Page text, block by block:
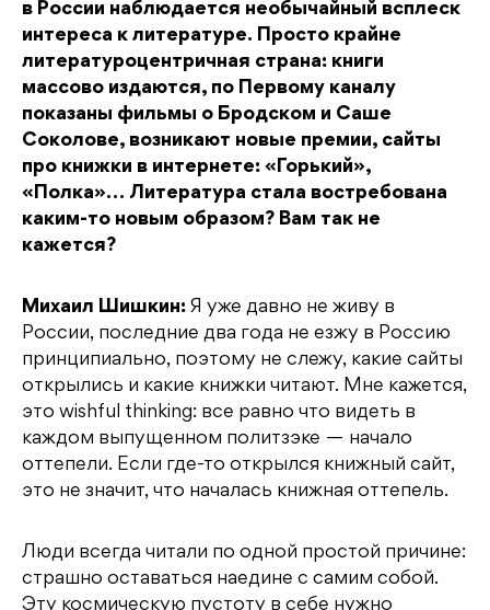
в России наблюдается необычайный всплеск
интереса к литературе. Просто крайне
литературоцентричная страна: книги
массово издаются, по Первому каналу
показаны фильмы о Бродском и Саше
Соколове, возникают новые премии, сайты
про книжки в интернете: «Горький»,
«Полка»… Литература стала востребована
каким-то новым образом? Вам так не
кажется?
Михаил Шишкин: Я уже давно не живу в
России, последние два года не езжу в Россию
принципиально, поэтому не слежу, какие сайты
открылись и какие книжки читают. Мне кажется,
это wishful thinking: все равно что видеть в
каждом выпущенном политзэке — начало
оттепели. Если где-то открылся книжный сайт,
это не значит, что началась книжная оттепель.
Люди всегда читали по одной простой причине:
страшно оставаться наедине с самим собой.
Эту космическую пустоту в себе нужно